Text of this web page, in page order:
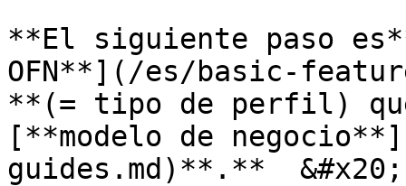
**El siguiente paso
OFN**](/es/basic-
**(= tipo de perfil)
[**modelo de
guides.md)**.**  &#x20;